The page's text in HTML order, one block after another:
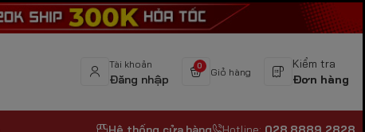
Tài khoản
Đăng nhập
0
Giỏ hàng
Kiểm tra
Đơn hàng